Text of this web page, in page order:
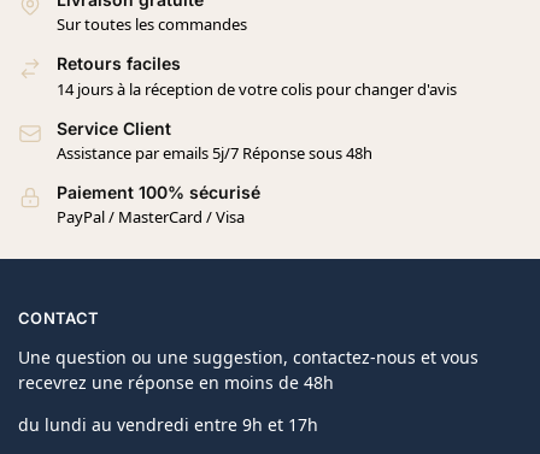
Sur toutes les commandes
Retours faciles
14 jours à la réception de votre colis pour changer d'avis
Service Client
Assistance par emails 5j/7 Réponse sous 48h
Paiement 100% sécurisé
PayPal / MasterCard / Visa
CONTACT
Une question ou une suggestion, contactez-nous et vous
recevrez une réponse en moins de 48h
du lundi au vendredi entre 9h et 17h